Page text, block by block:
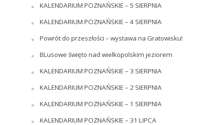
KALENDARIUM POZNAŃSKIE – 5 SIERPNIA
KALENDARIUM POZNAŃSKIE – 4 SIERPNIA
Powrót do przeszłości – wystawa na Gratowisku!
BLusowe święto nad wielkopolskim jeziorem
KALENDARIUM POZNAŃSKIE – 3 SIERPNIA
KALENDARIUM POZNAŃSKIE – 2 SIERPNIA
KALENDARIUM POZNAŃSKIE – 1 SIERPNIA
KALENDARIUM POZNAŃSKIE – 31 LIPCA